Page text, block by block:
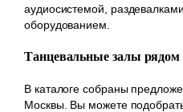
аудиосистемой,
оборудованием.
Танцевальные залы рядом
В каталоге собраны
Москвы. Вы можете